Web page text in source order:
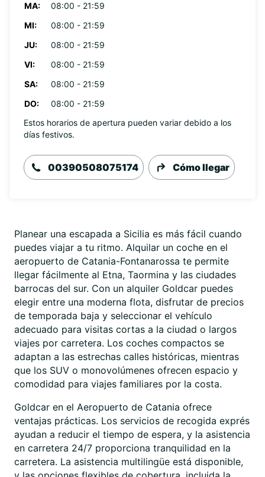
MA:
08:00 - 21:59
MI:
08:00 - 21:59
JU:
08:00 - 21:59
VI:
08:00 - 21:59
SA:
08:00 - 21:59
DO:
08:00 - 21:59
Estos horarios de apertura pueden variar debido a los
días festivos.
00390508075174 Cómo llegar
Planear una escapada a Sicilia es más fácil cuando
puedes viajar a tu ritmo. Alquilar un coche en el
aeropuerto de Catania-Fontanarossa te permite
llegar fácilmente al Etna, Taormina y las ciudades
barrocas del sur. Con un alquiler Goldcar puedes
elegir entre una moderna flota, disfrutar de precios
de temporada baja y seleccionar el vehículo
adecuado para visitas cortas a la ciudad o largos
viajes por carretera. Los coches compactos se
adaptan a las estrechas calles históricas, mientras
que los SUV o monovolúmenes ofrecen espacio y
comodidad para viajes familiares por la costa.
Goldcar en el Aeropuerto de Catania ofrece
ventajas prácticas. Los servicios de recogida exprés
ayudan a reducir el tiempo de espera, y la asistencia
en carretera 24/7 proporciona tranquilidad en la
carretera. La asistencia multilingüe está disponible,